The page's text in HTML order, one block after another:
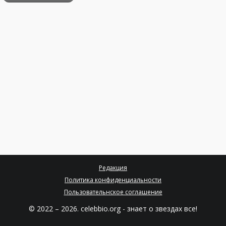
Редакция
Политика конфиденциальности
Пользовательнское соглашение
© 2022 – 2026. celebbio.org - знает о звездах все!